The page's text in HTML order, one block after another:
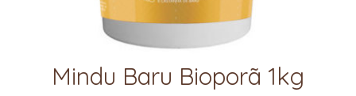
Mindu Baru Bioporã 1kg